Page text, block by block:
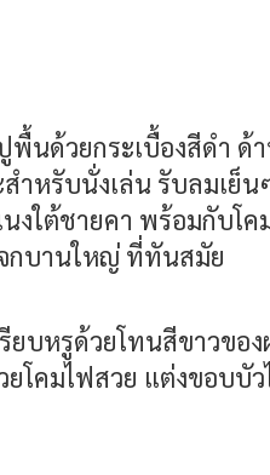
พื้นด้วยกระเบื้องสีดำ ด้
สำหรับนั่งเล่น รับลมเย็
นงใต้ชายคา พร้อมกับโ
กบานใหญ่ ที่ทันสมัย
ยบหรูด้วยโทนสีขาวข
โคมไฟสวย แต่งขอบบั